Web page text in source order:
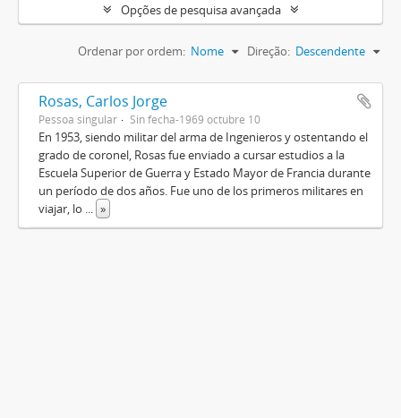
Opções de pesquisa avançada
Ordenar por ordem: Nome Direção: Descendente
Rosas, Carlos Jorge
Pessoa singular Sin fecha-1969 octubre 10
En 1953, siendo militar del arma de Ingenieros y ostentando el
grado de coronel, Rosas fue enviado a cursar estudios a la
Escuela Superior de Guerra y Estado Mayor de Francia durante
un período de dos años. Fue uno de los primeros militares en
viajar, lo ... »